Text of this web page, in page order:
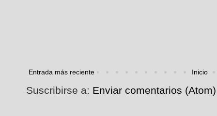
Entrada más reciente Inicio
Suscribirse a: Enviar comentarios (Atom)